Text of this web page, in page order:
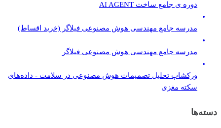
دوره ی جامع ساخت AI AGENT
مدرسه جامع مهندسی هوش مصنوعی فیلاگر (خرید اقساط)
مدرسه جامع مهندسی هوش مصنوعی فیلاگر
ورکشاپ تحلیل تصمیمات هوش مصنوعی در سلامت - داده‌های
سکته مغزی
دسته‌ها